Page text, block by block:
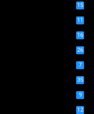
15
11
16
26
7
35
9
12